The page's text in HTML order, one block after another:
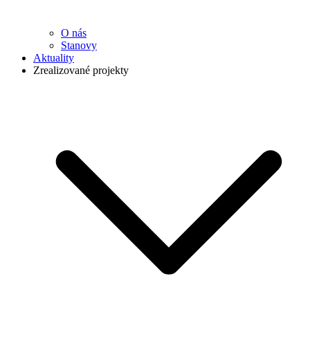
O nás
Stanovy
Aktuality
Zrealizované projekty